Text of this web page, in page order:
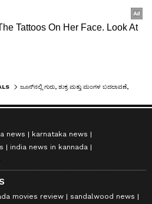
news
karnataka news
india news in kannada
movies review
sandalwood news